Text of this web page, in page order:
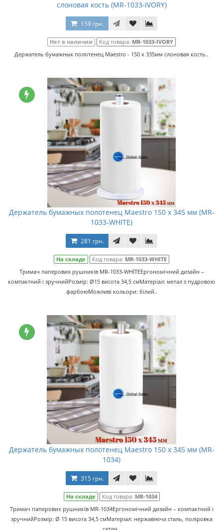
слоновая кость (MR-1033-IVORY)
159 грн.
Нет в наличии Код товара: MR-1033-IVORY
Держатель бумажных полотенец Maestro - 150 x 335мм слоновая кость..
Держатель бумажных полотенец Maestro 150 x 345 мм (MR-
1033-WHITE)
281 грн.
На складе Код товара: MR-1033-WHITE
Тримач паперових рушників MR-1033-WHITEЕргономічний дизайн –
компактний і зручнийРозмір: Ø15 висота 34,5 смМатеріал: метал з пудровою
фарбоюМожливі кольори: білий..
Держатель бумажных полотенец Maestro 150 x 345 мм (MR-
1034)
315 грн.
На складе Код товара: MR-1034
Тримач паперових рушників MR-1034Ергономічний дизайн – компактний і
зручнийРозмір: Ø 15 висота 34,5 смМатеріал: нержавіюча сталь, поліровка